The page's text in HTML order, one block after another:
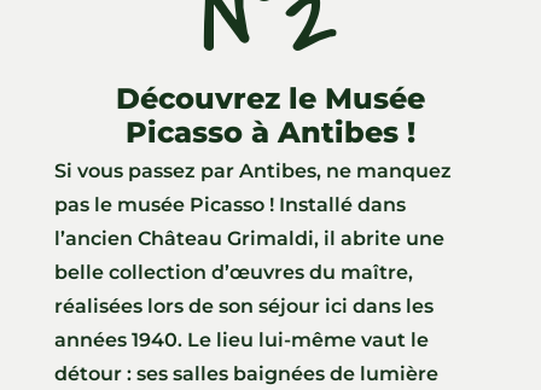
Découvrez le Musée
Picasso à Antibes !
Si vous passez par Antibes, ne manquez
pas le musée Picasso ! Installé dans
l’ancien Château Grimaldi, il abrite une
belle collection d’œuvres du maître,
réalisées lors de son séjour ici dans les
années 1940. Le lieu lui-même vaut le
détour : ses salles baignées de lumière